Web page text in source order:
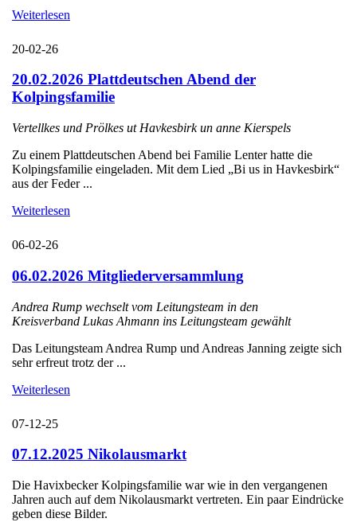
Weiterlesen
20-02-26
20.02.2026 Plattdeutschen Abend der
Kolpingsfamilie
Vertellkes und Prölkes ut Havkesbirk un anne Kierspels
Zu einem Plattdeutschen Abend bei Familie Lenter hatte die
Kolpingsfamilie eingeladen. Mit dem Lied „Bi us in Havkesbirk“
aus der Feder ...
Weiterlesen
06-02-26
06.02.2026 Mitgliederversammlung
Andrea Rump wechselt vom Leitungsteam in den
Kreisverband Lukas Ahmann ins Leitungsteam gewählt
Das Leitungsteam Andrea Rump und Andreas Janning zeigte sich
sehr erfreut trotz der ...
Weiterlesen
07-12-25
07.12.2025 Nikolausmarkt
Die Havixbecker Kolpingsfamilie war wie in den vergangenen
Jahren auch auf dem Nikolausmarkt vertreten. Ein paar Eindrücke
geben diese Bilder.